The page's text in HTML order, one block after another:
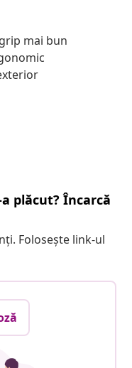
mai bun
plăcut? Încarcă
Folosește link-ul